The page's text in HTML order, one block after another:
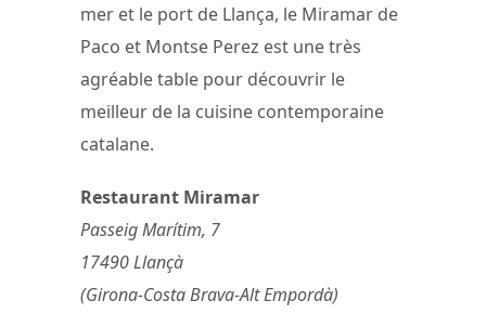
mer et le port de Llança, le Miramar de
Paco et Montse Perez est une très
agréable table pour découvrir le
meilleur de la cuisine contemporaine
catalane.
Restaurant Miramar
Passeig Marítim, 7
17490 Llançà
(Girona-Costa Brava-Alt Empordà)